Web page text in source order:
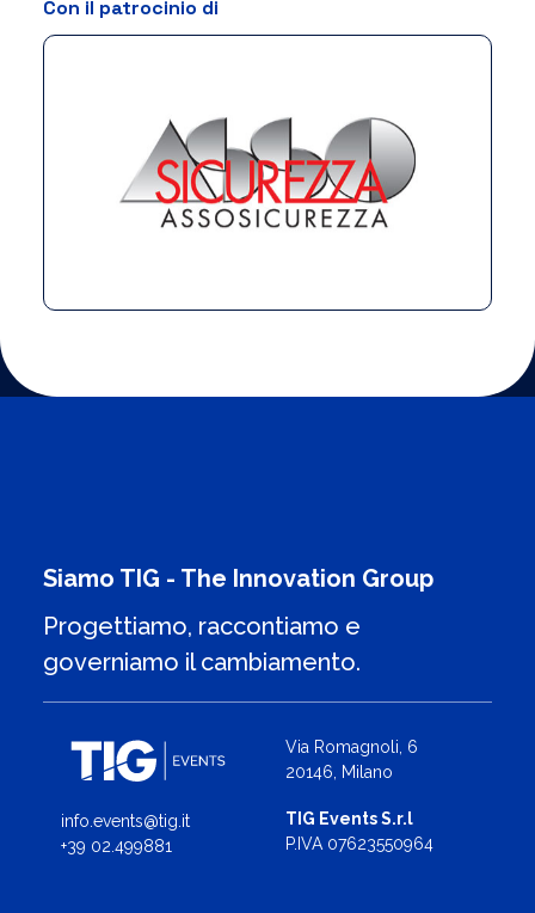
Con il patrocinio di
Siamo TIG - The Innovation Group
Progettiamo, raccontiamo e
governiamo il cambiamento.
info.events@tig.it
+39 02.499881
Via Romagnoli, 6
20146, Milano
TIG Events S.r.l
P.IVA 07623550964